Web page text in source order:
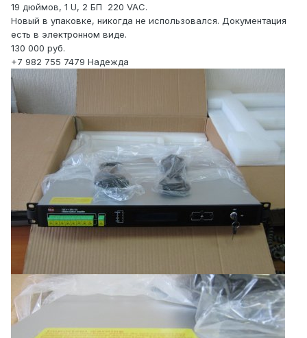
19 дюймов, 1 U, 2 БП 220 VAC.
Новый в упаковке, никогда не использовался. Документация
есть в электронном виде.
130 000 руб.
+7 982 755 7479 Надежда